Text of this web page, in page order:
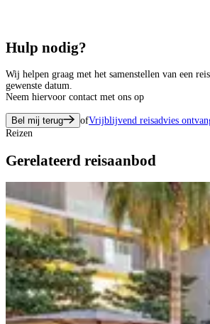
Hulp nodig?
Wij helpen graag met het samenstellen van een
gewenste datum.
Neem hiervoor contact met ons op
Bel mij terug ofVrijblijvend reisadvies
Reizen
Gerelateerd reisaanbod